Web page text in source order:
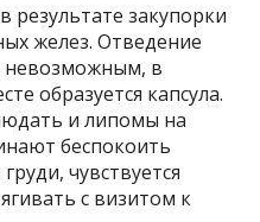
результате закупорки
желез. Отведение
невозможным, в
образуется капсула.
и липомы на
беспокоить
чувствуется
с визитом к